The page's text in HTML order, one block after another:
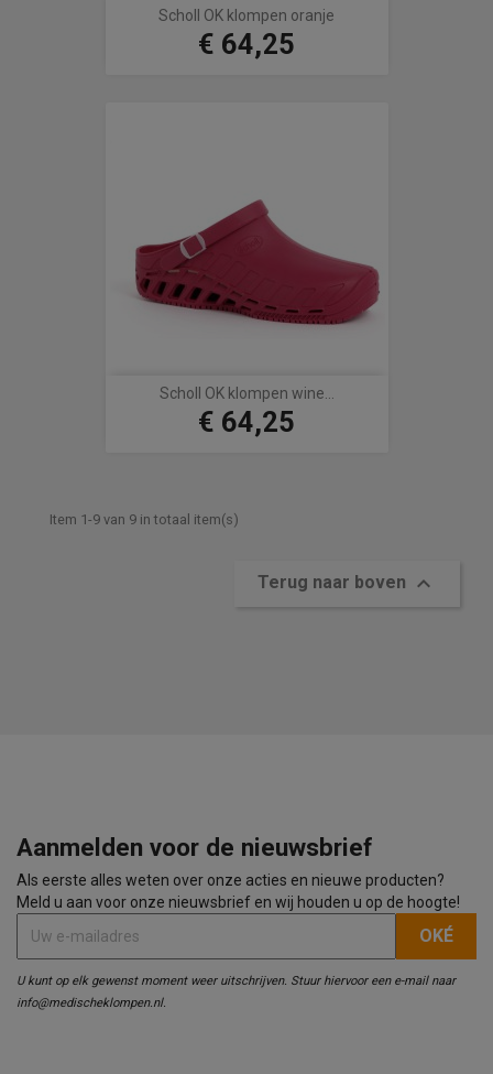
Scholl OK klompen oranje
Prijs
€ 64,25
Scholl OK klompen wine...
Prijs
€ 64,25
Item 1-9 van 9 in totaal item(s)
Terug naar boven 
Aanmelden voor de nieuwsbrief
Als eerste alles weten over onze acties en nieuwe producten?
Meld u aan voor onze nieuwsbrief en wij houden u op de hoogte!
U kunt op elk gewenst moment weer uitschrijven. Stuur hiervoor een e-mail naar
info@medischeklompen.nl.